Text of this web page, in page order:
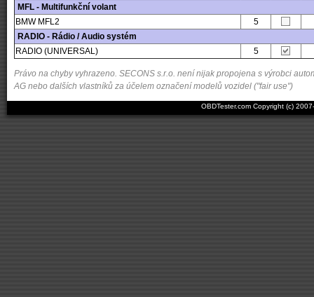
MFL - Multifunkční volant
BMW MFL2
5
RADIO - Rádio / Audio systém
RADIO (UNIVERSAL)
5
Právo na chyby vyhrazeno. SECONS s.r.o. není nijak propojena s výrobci
AG nebo dalších vlastníků za účelem označení modelů vozidel ("fair use")
OBDTester.com Copyright (c)